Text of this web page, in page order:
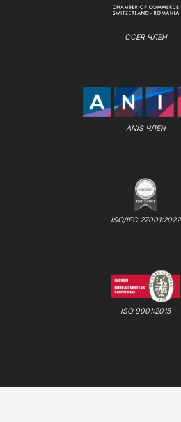
CCER ЧЛЕН
ANIS ЧЛЕН
ISO/IEC 27001:2022
ISO 9001:2015